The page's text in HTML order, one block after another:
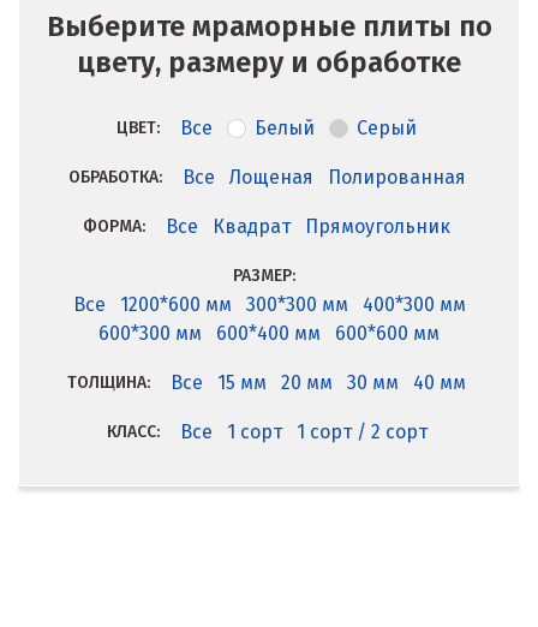
Выберите мраморные плиты по
цвету, размеру и обработке
ЦВЕТ: Все Белый Серый
ОБРАБОТКА: Все Лощеная Полированная
ФОРМА: Все Квадрат Прямоугольник
РАЗМЕР:
Все 1200*600 мм 300*300 мм
400*300 мм
600*300 мм
600*400 мм 600*600 мм
ТОЛЩИНА: Все 15 мм 20 мм 30 мм 40 мм
КЛАСС: Все 1 сорт 1 сорт / 2 сорт